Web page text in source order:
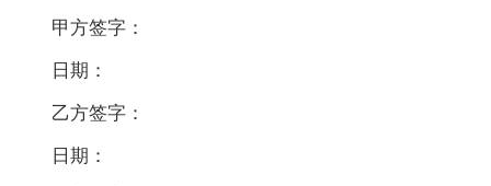
甲方签字：
日期：
乙方签字：
日期：